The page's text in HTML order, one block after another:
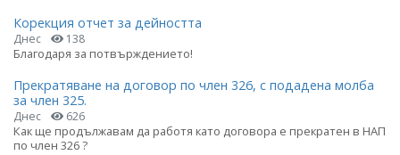
Корекция отчет за дейността
Днес 138
Благодаря за потвърждението!
Прекратяване на договор по член 326, с подадена молба
за член 325.
Днес 626
Как ще продължавам да работя като договора е прекратен в НАП
по член 326 ?